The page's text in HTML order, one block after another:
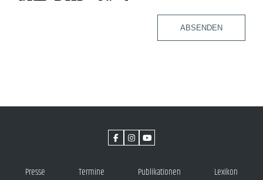
ABSENDEN
Presse Termine Publikationen Lexikon